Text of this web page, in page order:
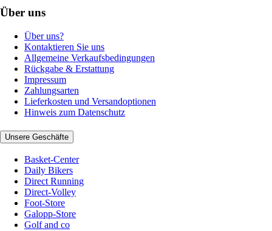
Über uns
Über uns?
Kontaktieren Sie uns
Allgemeine Verkaufsbedingungen
Rückgabe & Erstattung
Impressum
Zahlungsarten
Lieferkosten und Versandoptionen
Hinweis zum Datenschutz
Unsere Geschäfte
Basket-Center
Daily Bikers
Direct Running
Direct-Volley
Foot-Store
Galopp-Store
Golf and co